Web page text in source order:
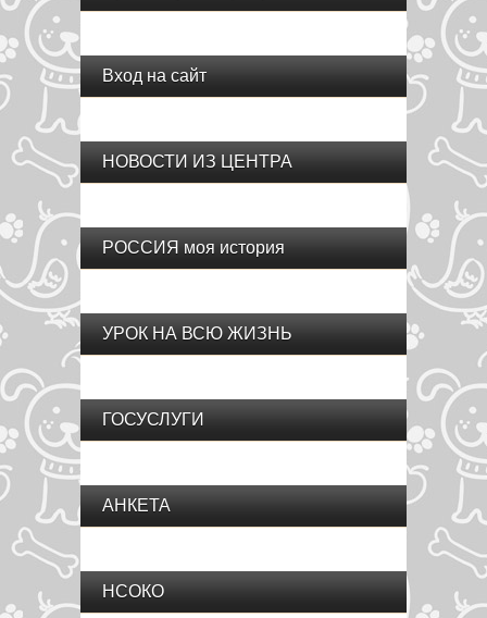
Вход на сайт
НОВОСТИ ИЗ ЦЕНТРА
РОССИЯ моя история
УРОК НА ВСЮ ЖИЗНЬ
ГОСУСЛУГИ
АНКЕТА
НСОКО